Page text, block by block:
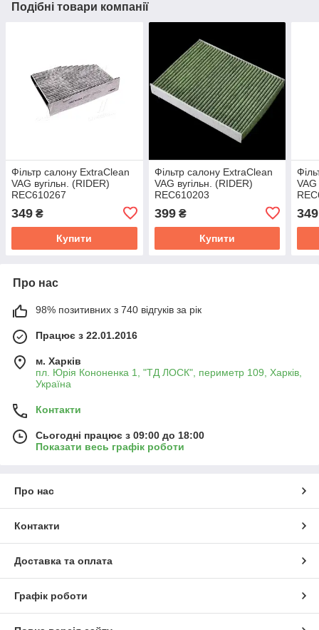
Подібні товари компанії
Фільтр салону ExtraClean
VAG вугільн. (RIDER)
REC610267
349 ₴
Купити
Фільтр салону ExtraClean
VAG вугільн. (RIDER)
REC610203
399₴
Купити
VAG
349
Про нас
98% позитивних з 740 відгуків за рік
Працює з 22.01.2016
м. Харків
пл. Юрія Кононенка 1, "ТД ЛОСК", периметр 109, Харків,
Україна
Контакти
Сьогодні працює з 09:00 до 18:00
Показати весь графік роботи
Про нас
Контакти
Доставка та оплата
Графік роботи